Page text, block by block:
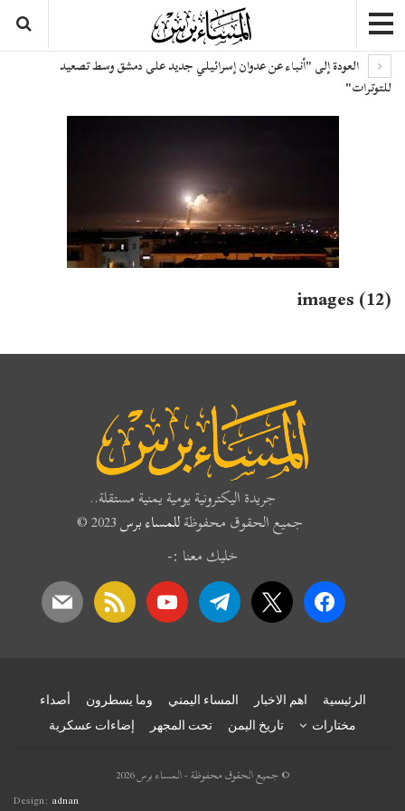
العودة إلى "أنباء عن عدوان إسرائيلي جديد على دمشق وسط تصعيد
للتوترات"
images (12)
جريدة اليكترونية يومية يمنية مستقلة..
جميع الحقوق محفوظةللمساء برس
خليك معنا :-
facebook
x
telegram
youtube
rss
mail
الرئيسية اهم الاخبار المساء اليمني وما يسطرون
أصداء
مختارات
تاريخ اليمن تحت المجهر إضاءات عسكرية
© جميع الحقوق محفوظة - المساء برس 2026
Design: adnan